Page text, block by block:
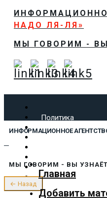
НАДО ЛЯ-ЛЯ»
МЫ ГОВОРИМ -
Политика
Экономика
Культура
Предложить
О нас
ИНФОРМАЦИОННОЕ
Главная
Добавить
МЫ ГОВОРИМ - ВЫ
← Назад